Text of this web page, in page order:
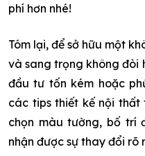
phí hơn nhé!
Tóm lại, để sở hữu một
và sang trọng không đòi
đầu tư tốn kém hoặc
các tips thiết kế nội
chọn màu tường, bố trí
nhận được sự thay đổi rõ